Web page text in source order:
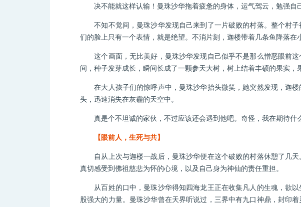
决不能就这样认输！曼珠沙华拖着疲惫的身体，运气驾云，勉强自
不知不觉间，曼珠沙华发现自己来到了一片破败的村落。整个村
们的脸上只有一个表情，就是绝望。不消片刻，迦楼带着几条鱼降落在
这个画面，无比美好，曼珠沙华发现自己似乎不是那么憎恶眼前这
间，种子发芽成长，瞬间长成了一颗参天大树，树上结着丰硕的果实，
在大人孩子们的惊呼声中，曼珠沙华抬头微笑，她突然发现，迦楼
头，迅速消失在灰霾的天空中。
真是个不坦诚的家伙，不过应该还会遇到他吧。奇怪，我在期待
【眼前人，生死与共】
自从上次与迦楼一战后，曼珠沙华便在这个破败的村落休憩了几天
真切感受到佛祖慈悲为怀的心境，以及自己身为神仙的责任重担。
从百姓的口中，曼珠沙华得知四海龙王正在收集凡人的生魂，欲
股强大的力量。曼珠沙华曾在天界听说过，三界中有九口神鼎，封印